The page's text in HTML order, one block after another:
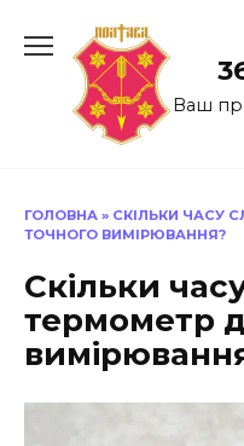
до
Ваш
ГОЛОВНА » СКІЛЬКИ ЧАСУ
ТОЧНОГО ВИМІРЮВАННЯ?
Скільки
термометр